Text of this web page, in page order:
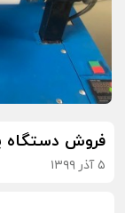
فروش دستگاه
۵ آذر ۱۳۹۹